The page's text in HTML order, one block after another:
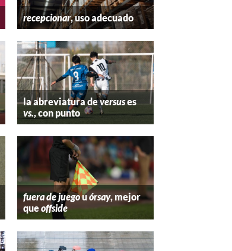
recepcionar, uso adecuado
la abreviatura deversuses
vs., con punto
fuera de juegouórsay, mejor
queoffside